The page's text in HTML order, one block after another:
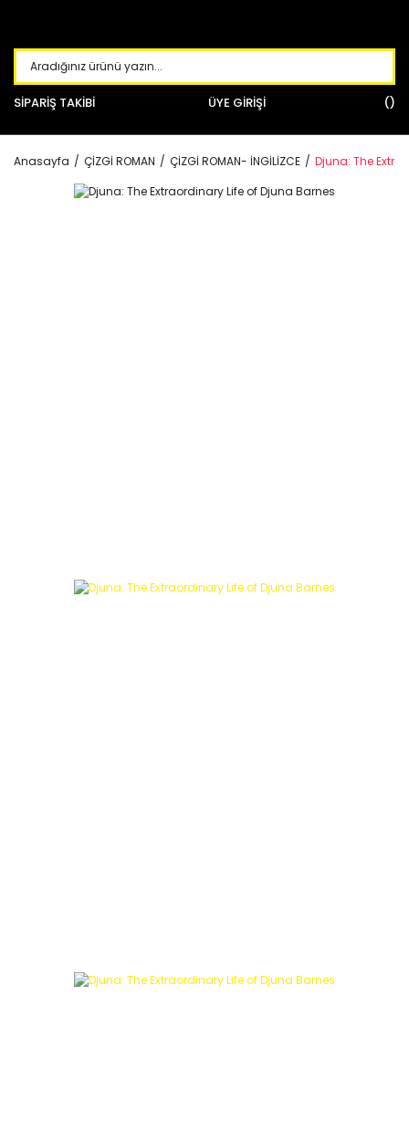
SİPARİŞ TAKİBİ ÜYE GİRİŞİ
Anasayfa ÇİZGİ ROMAN ÇİZGİ ROMAN- İNGİLİZCE Djuna: The